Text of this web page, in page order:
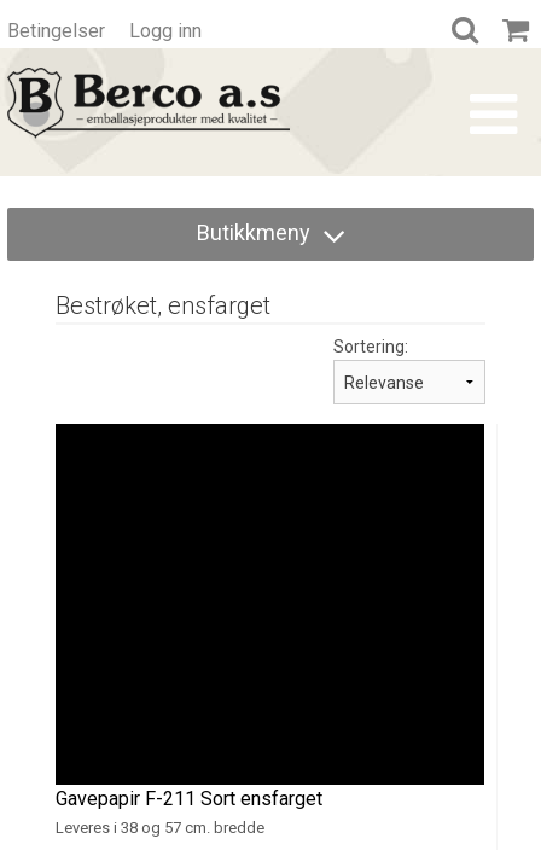
Betingelser Logg inn
Butikkmeny
Bestrøket, ensfarget
Sortering:
Gavepapir F-211 Sort ensfarget
Leveres i 38 og 57 cm. bredde